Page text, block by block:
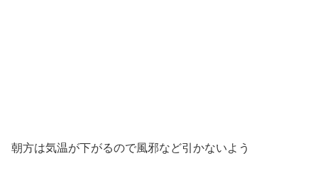
朝方は気温が下がるので風邪など引かないよう